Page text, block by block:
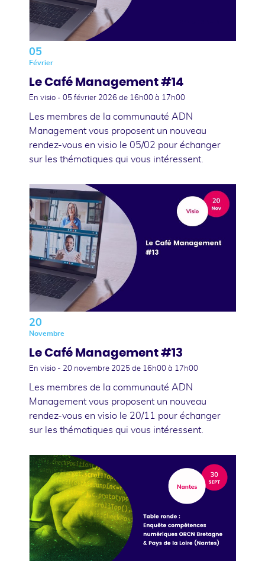
05
Février
Le Café Management #14
En visio - 05 février 2026 de 16h00 à 17h00
Les membres de la communauté ADN
Management vous proposent un nouveau
rendez-vous en visio le 05/02 pour échanger
sur les thématiques qui vous intéressent.
20
Novembre
Le Café Management #13
En visio - 20 novembre 2025 de 16h00 à 17h00
Les membres de la communauté ADN
Management vous proposent un nouveau
rendez-vous en visio le 20/11 pour échanger
sur les thématiques qui vous intéressent.